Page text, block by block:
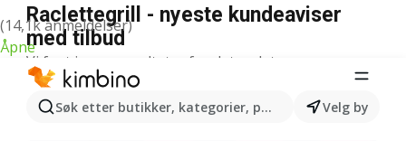
(14,1k anmeldelser)
Åpne
Søk etter butikker, kategorier, produkter...Velg by
Raclettegrill - nyeste kundeaviser
med tilbud
Vi fant ingen resultater for det ordet.
Ytterligere kundeaviser fra
kategorien